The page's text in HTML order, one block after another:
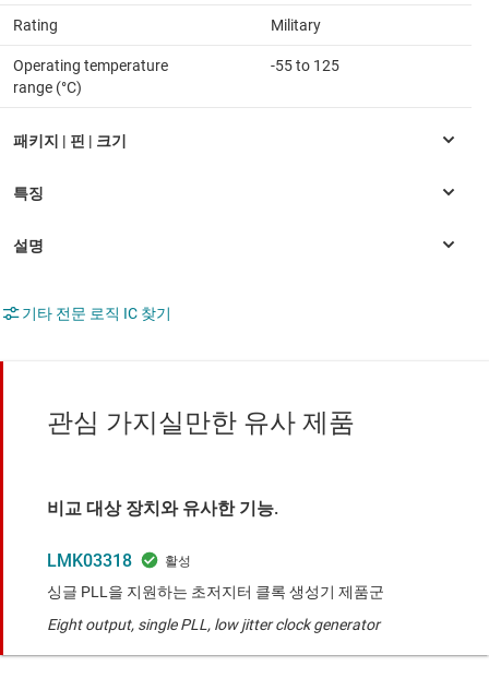
Rating Military
Operating temperature
range (°C)
-55 to 125
기타 전문 로직 IC 찾기
관심 가지실만한 유사 제품
비교 대상 장치와 유사한 기능.
LMK03318
싱글 PLL을 지원하는 초저지터 클록 생성기 제품군
Eight output, single PLL, low jitter clock generator